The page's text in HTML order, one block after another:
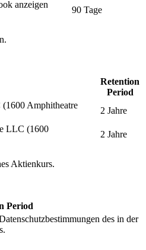
anzeigen
90 Tage
Retention
Period
Amphitheatre
2 Jahre
LLC (1600
2 Jahre
Aktienkurs.
Period
des in der